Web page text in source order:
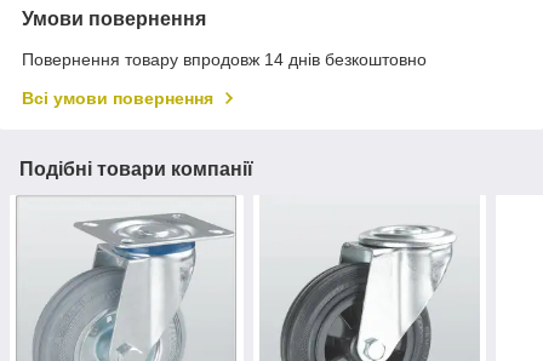
Умови повернення
Повернення товару впродовж 14 днів безкоштовно
Всі умови повернення
Подібні товари компанії